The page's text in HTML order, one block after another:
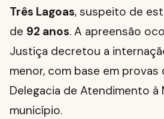
Três Lagoas, suspeito de
de 92 anos. A apreensão
Justiça decretou a
menor, com base em provas
Delegacia de Atendimento à
município.